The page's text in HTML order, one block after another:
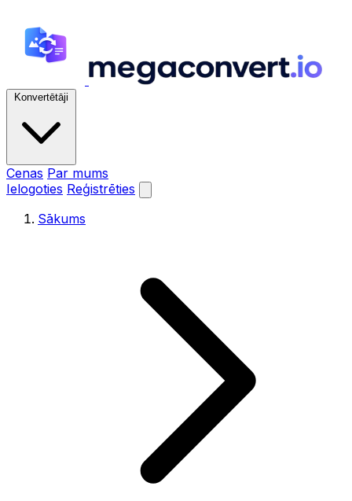
Konvertētāji
Cenas Par mums
Ielogoties Reģistrēties
Sākums